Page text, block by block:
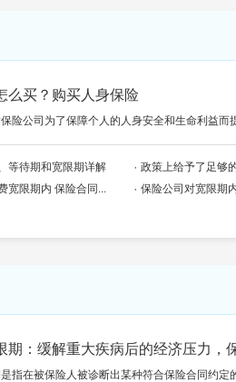
么买？购买人身保险
险公司为了保障个人的人身安全和生命利益而
等待期和宽限期详解 政策上给予了足够
宽限期内 保险合同...
保险公司对宽限期
期：缓解重大疾病后的经济压力，
指在被保险人被诊断出某种符合保险合同约